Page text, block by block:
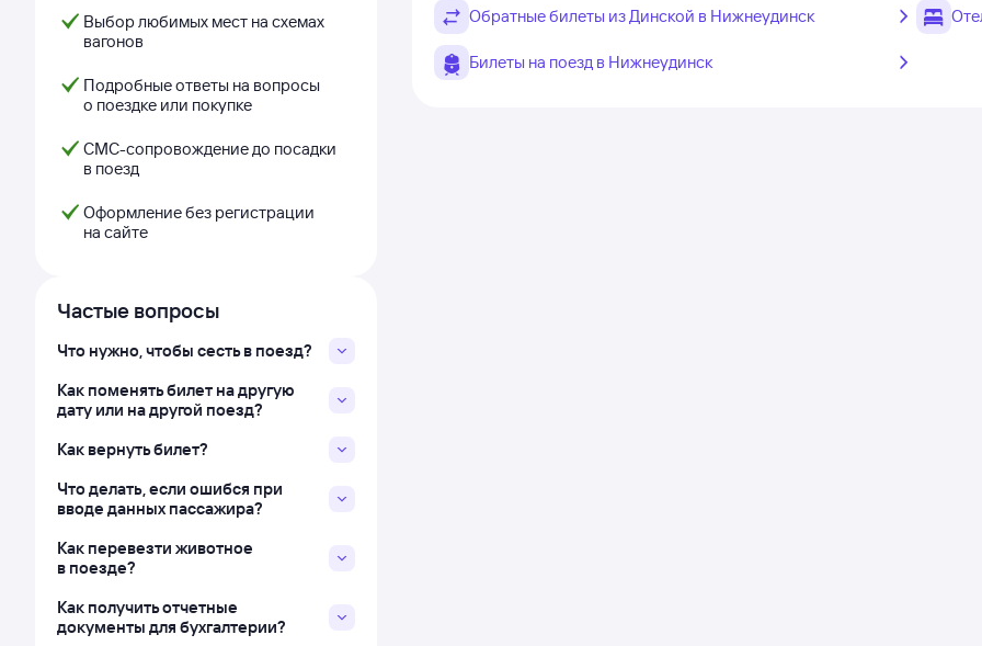
Выбор любимых мест на схемах
вагонов
Подробные ответы на вопросы
о поездке или покупке
СМС-сопровождение до посадки
в поезд
Оформление без регистрации
на сайте
Частые вопросы
Что нужно, чтобы сесть в поезд?
Как поменять билет на другую
дату или на другой поезд?
Как вернуть билет?
Что делать, если ошибся при
вводе данных пассажира?
Как перевезти животное
в поезде?
Как получить отчетные
документы для бухгалтерии?
Обратные билеты из Динской в Нижнеудинск
Билеты на поезд в Нижнеудинск